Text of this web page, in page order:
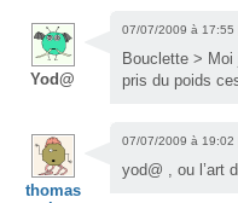
Yod@
07/07/2009 à 17:55
Bouclette > Moi
pris du poids
thomas
07/07/2009 à 19:02
yod@ , ou l’art